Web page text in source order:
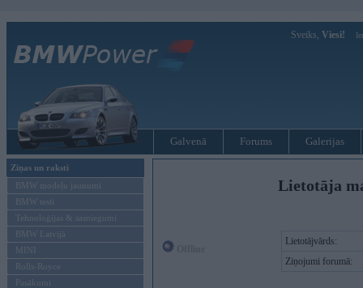
Sveiks, Viesi!
Galvenā Forums Galerijas
Ziņas un raksti
BMW modeļu jaunumi
BMW testi
Tehnoloģijas & sasniegumi
BMW Latvijā
MINI
Rolls-Royce
Pasākumi
Lietotāja
Lietotājvārds:
Ziņojumi forumā: